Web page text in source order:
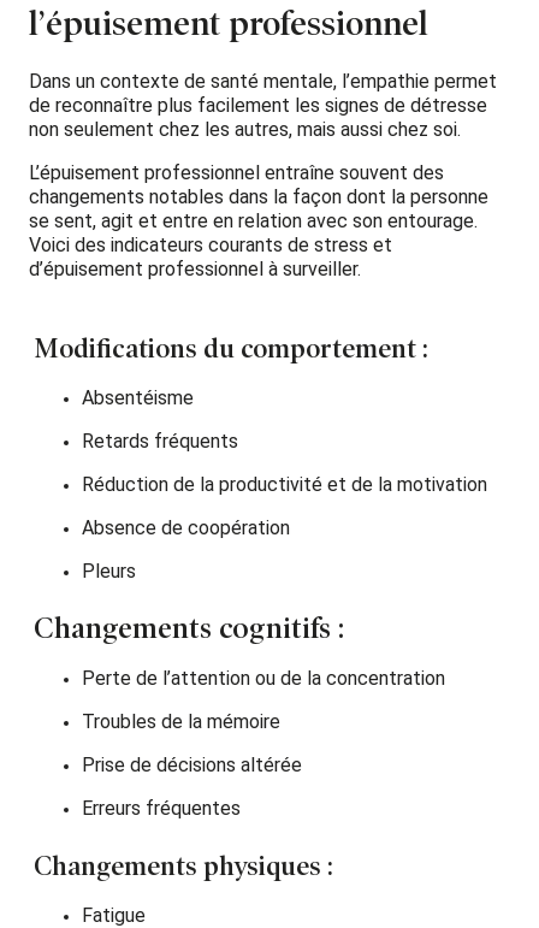
l’épuisement professionnel
Dans un contexte de santé mentale, l’empathie permet
de reconnaître plus facilement les signes de détresse
non seulement chez les autres, mais aussi chez soi.
L’épuisement professionnel entraîne souvent des
changements notables dans la façon dont la personne
se sent, agit et entre en relation avec son entourage.
Voici des indicateurs courants de stress et
d’épuisement professionnel à surveiller.
Modifications du comportement :
Absentéisme
Retards fréquents
Réduction de la productivité et de la motivation
Absence de coopération
Pleurs
Changements cognitifs :
Perte de l’attention ou de la concentration
Troubles de la mémoire
Prise de décisions altérée
Erreurs fréquentes
Changements physiques :
Fatigue